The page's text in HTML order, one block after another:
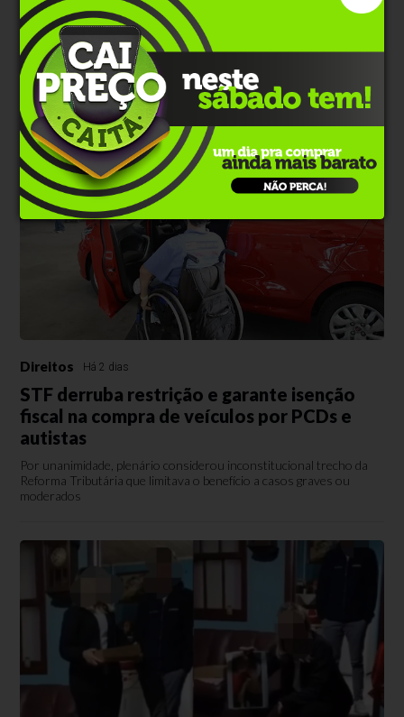
Protásio Alves inaugura Banco Vermelho
como símbolo no combate à violência
contra a mulher
Instalado em frente à Prefeitura, monumento busca conscientizar a
comunidade e incentivar denúncias pelo Disque 180
Direitos Há 2 dias
STF derruba restrição e garante isenção
fiscal na compra de veículos por PCDs e
autistas
Por unanimidade, plenário considerou inconstitucional trecho da
Reforma Tributária que limitava o benefício a casos graves ou
moderados